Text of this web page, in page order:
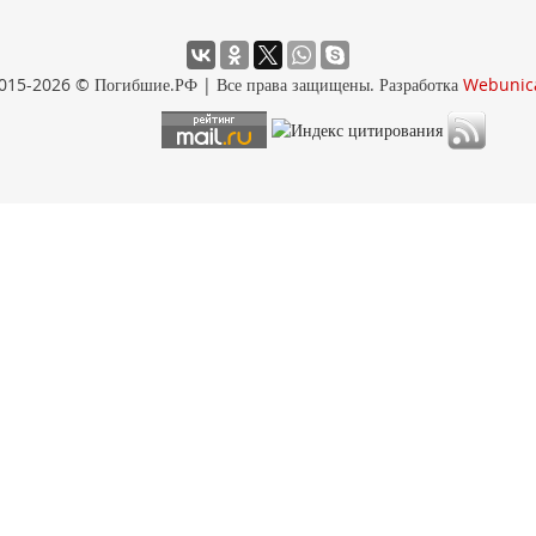
2026 © Погибшие.РФ | Все права защищены. Разработка